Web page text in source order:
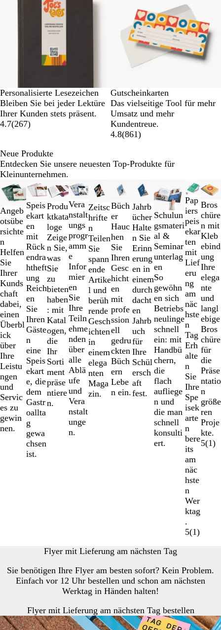
Personalisierte Lesezeichen
Bleiben Sie bei jeder Lektüre
Ihrer Kunden stets präsent.
4.7(267)
Gutscheinkarten
Das vielseitige Tool für mehr
Umsatz und mehr
Kundentreue.
4.8(861)
Neue Produkte
Entdecken Sie unsere neuesten Top-Produkte für
Kleinunternehmen.
Neu
Angeb
otsübe
rsichte
n
Helfen
Sie
Ihrer
Kunds
chaft
dabei,
einen
Überbl
ick
über
Ihre
Leistu
ngen
und
Servic
es zu
gewin
nen.
Neu
Speis
ekart
en
mit
Rück
endra
htheft
ung
Reich
en
Sie
Ihren
Gäste
n
eine
Speis
ekart
e, die
dem
Gastr
oallta
g
gewa
chsen
ist.
Produ
ktkata
loge
Zeige
n Sie,
was
Sie
zu
bieten
haben
: mit
Katal
ogen,
die
Ihr
Sorti
ment
präse
ntiere
n.
Vera
nstalt
ungs
progr
amm
e
Infor
mier
en
Sie
Ihre
Teiln
ehme
nden
über
alle
Ablä
ufe
und
Vera
nstalt
unge
n.
Zeitsc
hrifte
n
Teilen
Sie
spann
ende
Artike
l und
berüh
rende
Gesch
ichten
in
einem
elega
nten
Maga
zin.
Büch
er
Hauc
hen
Sie
Ihren
Gesc
hicht
en
mit
profe
ssion
ell
gedru
ckten
Büch
ern
Lebe
n ein.
Jahrb
ücher
Halte
n Sie
Erinn
erung
en in
einem
durch
dacht
en
Jahrb
uch
für
Ihre
Schül
ersch
aft
fest.
Schulun
gsmateri
al &
Seminar
unterlag
en
So
gewöhn
en sich
Betriebs
neulinge
schnell
ein: mit
Handbü
chern,
die
flach
aufliege
n und
die man
schnell
konsulti
ert.
Pap
iers
peis
ekar
ten
mit
Lief
eru
ng
am
näc
hste
n
Tag
Erh
alte
n
Sie
Ihre
Spe
isek
arte
n
bere
its
am
näc
hste
n
Wer
ktag
.
5(1)
Bros
chüre
n mit
Kleb
ebind
ung
Ihre
elega
nte
und
langl
ebige
Bros
chüre
für
die
Präse
ntatio
n
größe
ren
Proje
kte.
5(1)
Galeriebilder
1
bis
2
von
10
Flyer mit Lieferung am nächsten Tag
Sie benötigen Ihre Flyer am besten sofort? Kein Problem.
Einfach vor 12 Uhr bestellen und schon am nächsten
Werktag in Händen halten!
Flyer mit Lieferung am nächsten Tag bestellen